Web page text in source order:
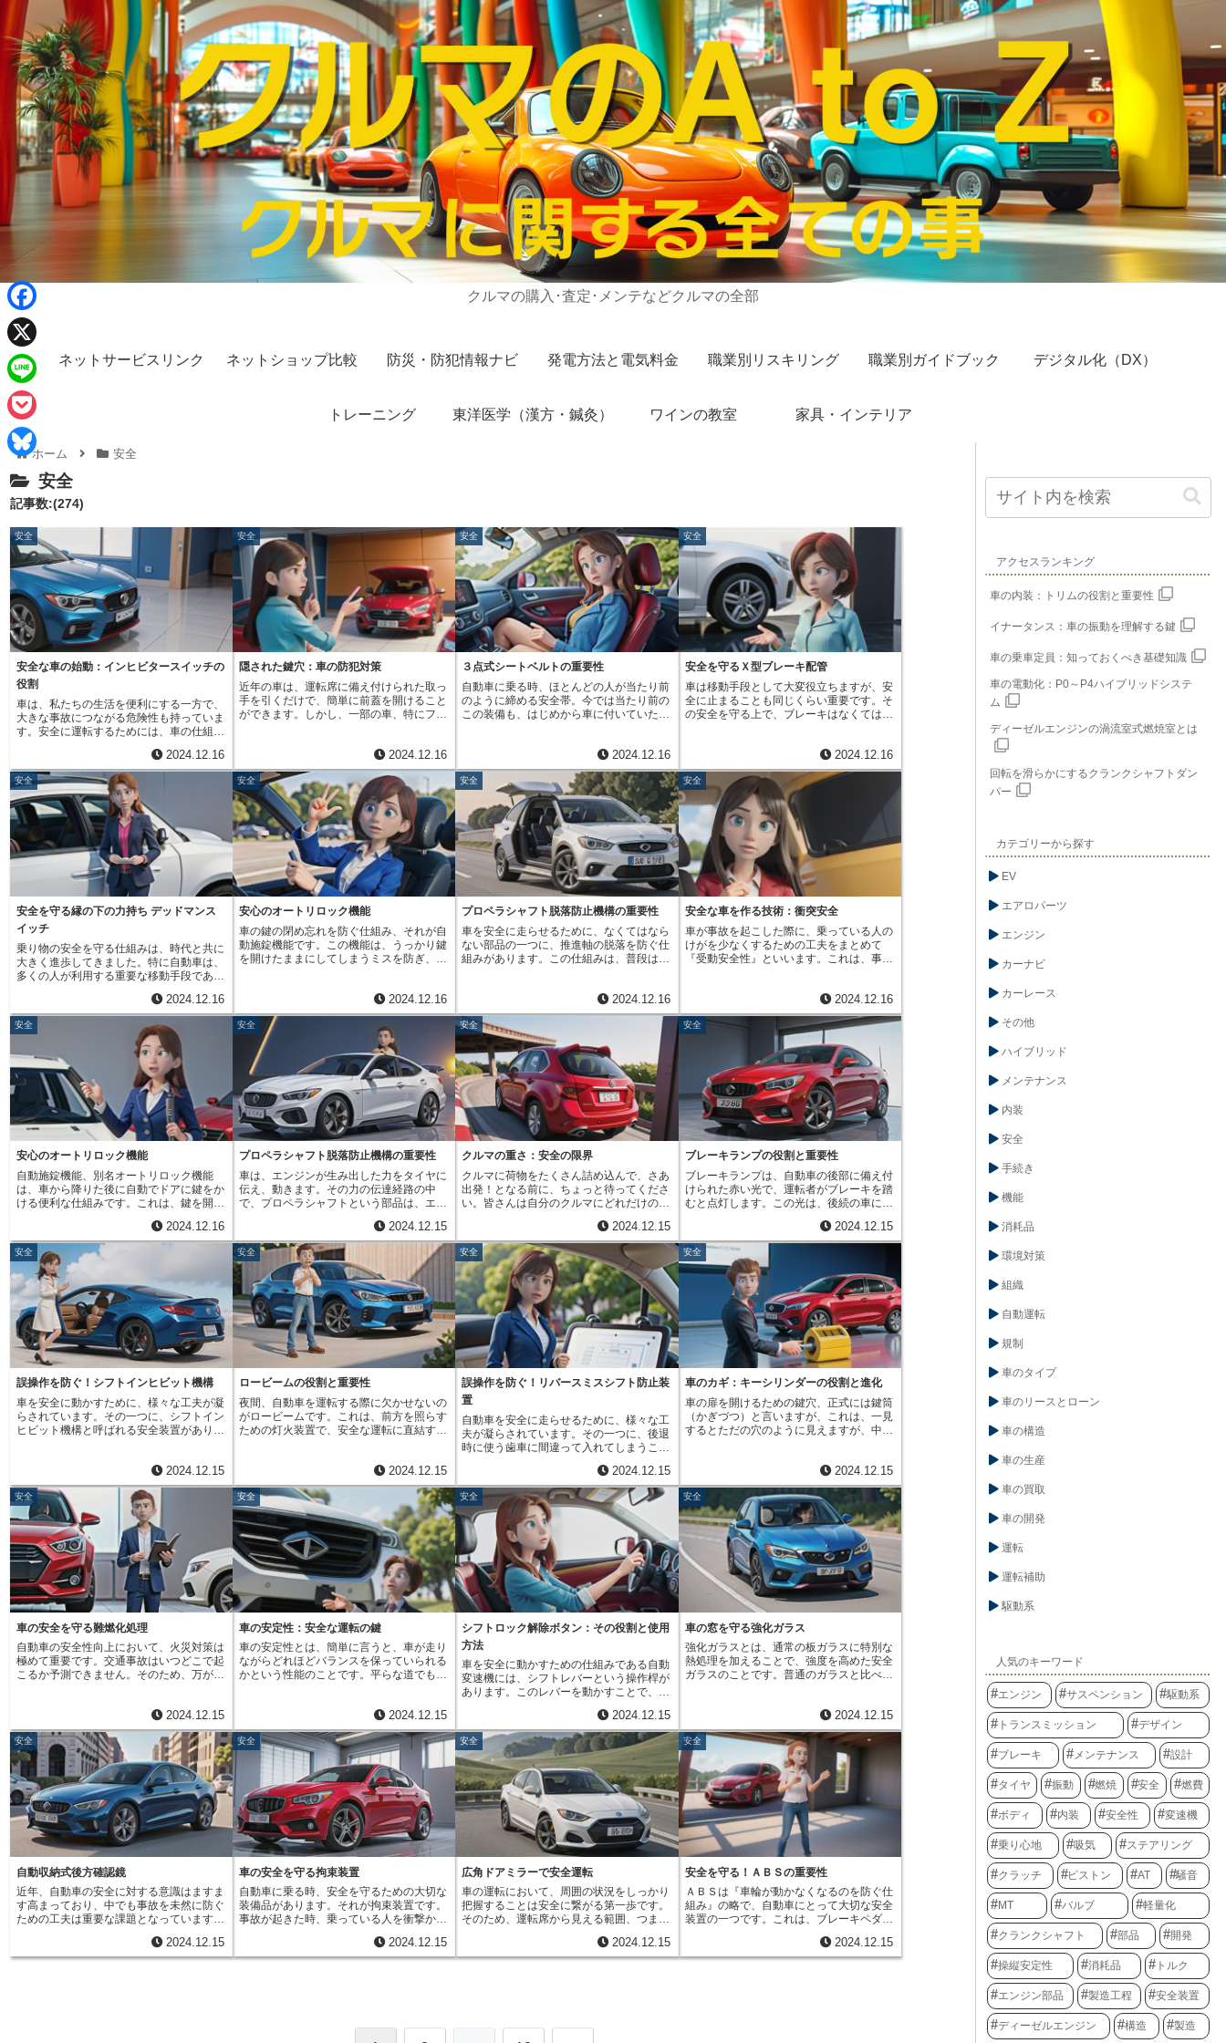
クルマの購入･査定･メンテなどクルマの全部
ネットサービスリンク ネットショップ比較 防災・防犯情報ナビ 発電方法と電気料金 職業別リスキリング 職業別ガイドブック デジタル化（DX）
トレーニング 東洋医学（漢方・鍼灸） ワインの教室 家具・インテリア
ホーム 安全
安全
記事数:(274)
安全
安全な車の始動：インヒビタースイッチの
役割
車は、私たちの生活を便利にする一方で、
大きな事故につながる危険性も持っていま
す。安全に運転するためには、車の仕組み
す。特に、エンジンの始動や停止に関連す
る安全機構は、思わぬ事故を防ぐための重
要な役割を担っています。その一つが、今
回紹介する「抑制スイッチ」です。抑制ス
イッチは、エンジンの始動と停止を安全に
制御するための装置です。自動変速機を搭
載した車に備えられており、運転席と助手
席の間にあるシフトレバーと連動して作動
します。このスイッチの役割は、車が停止
している状態、または特定のギアに入って
いる状態でのみエンジンが始動できるよう
にすることです。うっかりブレーキペダル
を踏まずにエンジンをかけてしまうと、車
は急に動き出し、事故につながる可能性が
あります。抑制スイッチは、このような危
険な状況を防ぐために、シフトレバーが
「駐車」または「空走」の位置にある時だ
けエンジンが始動できるようになっていま
す。つまり、ブレーキペダルを踏んでいな
くても、車が停止している状態であること
を確認し、安全にエンジンを始動できるよ
うにしているのです。近年、自動車技術は
目覚ましい発展を遂げ、様々な電子制御シ
ステムが導入されています。しかし、抑制
スイッチのような基本的な安全機構の重要
性は変わりません。高度な安全技術に頼る
だけでなく、基本的な安全装置の役割を理
解し、適切に操作することで、より安全な
運転を心がけることができます。例えば、
シフトレバーを「駐車」の位置に戻さずに
エンジンを切ろうとすると、警告音が鳴っ
たり、警告灯が点灯したりします。これ
は、抑制スイッチが正常に機能しているこ
とを示すと同時に、運転者に安全確認を促
す役割も果たしています。安全運転は、一
人ひとりの心がけから始まります。車の仕
組みを理解し、安全装置を正しく使うこと
で、自分自身だけでなく、周囲の人々の安
全も守ることができるのです。抑制スイッ
チは、小さな部品ですが、大きな事故を防
ぐための重要な役割を担っています。その
働きを理解し、安全運転に役立てていきま
しょう。
2024.12.16
安全
隠された鍵穴：車の防犯対策
近年の車は、運転席に備え付けられた取っ
手を引くだけで、簡単に前蓋を開けること
ができます。しかし、一部の車、特にフォ
直接使って前蓋を開ける方法で、「鍵操作
式前蓋開放装置」と呼ばれています。この
方式の車は、運転席に前蓋を開けるための
取っ手がありません。その代わりに、車の
鍵を車の前面にある格子状の部分に設けら
れた鍵穴に差し込み、回して前蓋の鍵を開
ける必要があります。まるで隠された宝物
を探すかのように、鍵穴は車の象徴の裏な
どに巧妙に隠されている場合が多く、簡単
には見つかりません。この方式は、車上荒
らしや盗難から車を守る上で大きな効果を
発揮します。なぜなら、前蓋を開けるため
の取っ手が車内にないため、窓ガラスを割
って車内に侵入したとしても、容易に前蓋
を開けることができないからです。仮に侵
入されたとしても、鍵穴を見つけるのに手
は、一見すると面倒な手順に思えるかもし
れません。しかし、この一手間を加えるこ
とで、バッテリーやエンジンなどの重要な
部品が盗難されるリスクを大幅に減らすこ
とができます。少しの手間をかけること
で、愛車を守ることができるのです。まる
で家の玄関に鍵をかけるように、この装置
は車にとって重要な防犯対策の一つと言え
るでしょう。近年では電子制御式の鍵が主
流になりつつありますが、鍵操作式前蓋開
放装置は、アナログながらも確実な防犯対
策として、一部の車種で今もなお採用され
2024.12.16
安全
３点式シートベルトの重要性
自動車に乗る時、ほとんどの人が当たり前
のように締める安全帯。今では当たり前の
この装備も、はじめから車に付いていたわ
大きくなり、安全帯が開発されました。初
期の安全帯は２点式と呼ばれるものでし
た。これは腰のあたりだけを固定するもの
で、事故が起きた時の体の動きを十分に抑
えることはできませんでした。例えば、強
い衝撃を受けると体が前に大きく飛び出
し、ハンドルや窓ガラスにぶつかってしま
う危険がありました。２点式安全帯では、
上半身の動きを抑えることができなかった
からです。そこで登場したのが、現在広く
使われている３点式安全帯です。３点式
は、腰だけでなく肩も固定することで、２
点式よりも安全性を高めました。事故の際
に体が前に飛び出すのを防ぐだけでなく、
車外に投げ出されるのも防ぎます。腰と肩
を同時に固定することで、体全体をしっか
性を大きく向上させました。事故による死
亡事故や重傷事故を減らすのに大きく貢献
しています。安全帯を正しく着用すること
で、事故の衝撃を和らげ、命を守ることに
繋がります。安全帯は、様々な技術革新を
経て進化を続けています。例えば、事故の
衝撃を感知してベルトを強く締め付けるプ
リテンショナーや、ベルトの締め付け力を
調整するフォースリミッターといった技術
も開発されています。これらは、事故の状
況に合わせて安全帯の働きを最適化し、乗
員への負担を軽減するのに役立っていま
に進化していくことでしょう。
2024.12.16
安全
安全を守るＸ型ブレーキ配管
車は移動手段として大変役立ちますが、安
全に止まることも同じくらい重要です。そ
の安全を守る上で、ブレーキはなくてはな
とができます。ブレーキの仕組みを理解す
ることは、安全運転に欠かせません。ブレ
ーキシステムは複雑な部品が組み合わさっ
てできていますが、中でもブレーキパイプ
の配管の仕方は安全性に大きく関わりま
す。ブレーキペダルを踏むと、まず主要な
部品であるマスターシリンダーに圧力がか
かります。この圧力はブレーキ液を通して
各車輪のブレーキへと伝わり、車を止めま
す。このブレーキ液が通るブレーキパイプ
の配管には、大きく分けていくつかの種類
があり、その一つに「Ｘ配管」と呼ばれる
ものがあります。Ｘ配管では、前輪の右側
のブレーキと後輪の左側のブレーキ、そし
て前輪の左側のブレーキと後輪の右側のブ
レーキがそれぞれ繋がっています。このよ
じても、もう片方の系統でブレーキをかけ
ることができます。例えば、前輪の右側の
ブレーキ系統に何か問題が起きても、後輪
の左側だけでもブレーキが作動し、車を止
めることができます。Ｘ配管以外にも、前
後で繋がる「２系統配管」など、様々な配
管方式があります。それぞれの方式には利
点と欠点があり、車の種類や特性に合わせ
て最適な方式が選ばれています。ブレーキ
は安全に車を止めるための重要な装置で
す。日頃からブレーキの点検整備を怠ら
ず、安全運転を心がけることが大切です。
2024.12.16
安全
安全を守る縁の下の力持ち デッドマンス
イッチ
乗り物の安全を守る仕組みは、時代と共に
大きく進歩してきました。特に自動車は、
多くの人が利用する重要な移動手段である
す。安全を守る技術は多様で、シートベル
トやエアバッグといった目に見えるものか
ら、電子制御装置のように普段は意識しな
いものまで、様々な種類があります。今回
は、あまり知られていないものの、事故を
防ぐ上で重要な役割を果たす安全装置であ
る「デッドマンスイッチ」について詳しく
説明します。この装置は、運転者が意識を
失ったり、運転操作ができなくなった緊急
時に、自動的に車両を安全な状態へと導く
機能を持っています。デッドマンスイッチ
は、様々な種類があり、作動方法もそれぞ
れ異なります。例えば、鉄道車両によく搭
載されているデッドマンスイッチは、運転
士が常にペダルやレバーを操作し続ける必
要があります。もし運転士が意識を失うな
どして操作を続けられなくなると、装置が
作動し、列車は自動的に停止します。自動
車におけるデッドマンスイッチは、鉄道車
両のものとは少し異なり、より高度な技術
が用いられています。例えば、近年普及が
進んでいる先進運転支援システム
（ADAS）には、運転者の状態を監視する
機能が搭載されています。この機能は、運
転者の居眠りや急病などを検知すると、警
告を発したり、自動的にブレーキを作動さ
せたりすることで、事故の発生を防ぎま
ルペダルから足を離すと自動的にブレーキ
がかかる回生ブレーキシステムが搭載され
ており、これもデッドマンスイッチの一種
と言えるでしょう。このように、デッドマ
置として機能しているのです。一見地味な
機能に思えるかもしれませんが、デッドマ
ンスイッチは私たちの安全を陰ながら守っ
てくれています。普段意識することは少な
いかもしれませんが、安全な運転を支える
重要な技術の一つとして、その存在を理解
しておくことは大切です。
2024.12.16
安全
安心のオートリロック機能
車の鍵の閉め忘れを防ぐ仕組み、それが自
動施錠機能です。この機能は、うっかり鍵
を開けたままにしてしまうミスを防ぎ、車
ば、両手に買い物袋を抱えている時。鍵を
閉めるために袋を地面に置いたり、持ち替
えたりする手間が省けます。また、小さな
子供連れの場合、子供が知らないうちに鍵
を開けてしまう心配もなくなります。自動
施錠機能の仕組みは、鍵を開けた後、一定
時間ドアが開かないと自動的に鍵が閉まる
というものです。この時間は車種によって
異なり、設定で変更できる場合もありま
す。ですので、ご自身の車の取扱説明書を
確認してみることをお勧めします。この機
能は、安全面だけでなく、利便性も向上さ
せてくれます。例えば、急いでいる時や、
雨が降っている時など、鍵の閉め忘れを心
配することなく、すぐに車から離れること
ができます。また、夜間や人通りの少ない
場所で車を降りる際にも、安心感を高めて
くれます。近年では、多くの車に標準装備
されている自動施錠機能。これは、ドライ
バーの安全と安心を守る上で、なくてはな
らない機能の一つと言えるでしょう。この
機能を有効活用することで、より快適で安
全なカーライフを送ることができます。
2024.12.16
安全
プロペラシャフト脱落防止機構の重要性
車を安全に走らせるために、なくてはなら
ない部品の一つに、推進軸の脱落を防ぐ仕
組みがあります。この仕組みは、普段は目
ょう。推進軸は、エンジンの力を後ろの車
輪に伝える大切な部品です。エンジンの回
転する力は、この推進軸を通って後ろの車
輪に伝わり、車が前に進むことができま
す。しかし、もし走行中にこの推進軸が壊
れてしまったらどうなるでしょうか。推進
軸は回転しながら大きな力を伝えているた
め、もし壊れて脱落してしまえば、大変危
険な事故につながる可能性があります。推
進軸の脱落を防ぐ仕組みは、まさにこのよ
うな危険な状況を防ぐための安全装置で
す。この仕組みは、様々な部品で構成され
ていますが、主な役割は推進軸を支え、万
が一破損した場合でも地面に落下しないよ
うにすることです。推進軸を固定する部品
や、破損時に推進軸を受け止める部品な
ど、複数の部品が組み合わさって、この安
全装置を構成しています。もし推進軸の継
ぎ目が壊れたり、連結部分が外れたりした
場合でも、この仕組みのおかげで推進軸は
地面に落下せず、車は安定した状態を保つ
ことができます。推進軸が地面に接触する
と、車は制御を失い、横転する危険性があ
ります。この仕組みは、そのような二次的
な事故を防ぎ、乗員の安全を守ってくれま
す。このように、推進軸の脱落を防ぐ仕組
みは、車の安全走行に欠かせない重要な役
割を担っています。普段は意識することの
ない部分ですが、この仕組みがあること
で、私たちは安心して車に乗ることができ
2024.12.16
安全
安全な車を作る技術：衝突安全
車が事故を起こした際に、乗っている人の
けがを少なくするための工夫をまとめて
『受動安全性』といいます。これは、事故
な考え方です。『受動安全性』のことを
『乗員保護』とも呼び、事故の衝撃を和ら
げ、乗っている人を守るための様々な技術
が使われています。これらの技術は大きく
分けて、衝突の衝撃を抑えるもの、乗員を
固定するもの、二次衝突を防ぐもの、そし
て事故後の救助活動に役立つものがありま
す。古くから使われているシートベルト
は、乗員を座席に固定することで、車外へ
の放出や車内での激しい動きを防ぎます。
これにより、致命傷となる頭部への損傷
や、他の乗員との衝突によるけがを減らす
ことができます。また、ヘッドレストは追
突された際に頭が大きく後ろに反り返るの
を防ぎ、むち打ち症などの首のけがを防ぐ
役割を果たします。シートベルトとヘッド
レストは１９７０年以前から多くの車に採
用されており、現在でも乗員保護の基本的
な装備として重要な役割を果たしていま
す。近年では、エアバッグシステムも普及
しています。衝突センサーが衝撃を感知す
ると、瞬時にエアバッグが膨らみ、乗員の
頭部や胸部を保護します。また、シートベ
ルトの締め付けによるけがを防ぐ効果もあ
ります。さらに、小さなお子さんを守るチ
ャイルドシートも広く使われています。こ
れは、大人の体格に合わせて作られたシー
トベルトでは十分に効果を発揮できない子
供のために、専用の座席とベルトでしっか
りと固定し、事故の衝撃から守るためのも
のです。これらの技術に加えて、事故後の
迅速な救助活動も考慮されています。例え
ば、ドアが変形して開かなくなった場合に
ーや、車内に閉じ込められた人を救助する
ための装置などが備え付けられています。
また、衝突時に燃料漏れを防ぐ工夫や、救
助隊が容易に車種を特定できる標識など
も、乗員保護の重要な要素です。自動車メ
ーカーは、これらの技術を絶えず改良し、
より安全な車を作るために努力を続けてい
ます。
2024.12.16
安全
安心のオートリロック機能
自動施錠機能、別名オートリロック機能
は、車から降りた後に自動でドアに鍵をか
ける便利な仕組みです。これは、鍵を開け
なかった場合に作動します。例えば、買い
物袋で両手が塞がっている時や、急いでい
る時など、鍵をかける動作をうっかり忘れ
てしまうことがあります。このような場合
でも、自動施錠機能があれば自動的に全て
のドアに鍵がかかるので、閉め忘れによる
盗難の心配を減らすことができます。この
機能が活躍する場面は様々です。例えば、
子供連れの家族の場合、子供が無意識に鍵
を開けたままにしてしまう可能性も考えら
れます。自動施錠機能があれば、そのよう
な心配も軽減されます。また、車を降りた
後に、鍵をかけたかどうか不安になる方も
いるかもしれません。そんな時でも、この
機能があれば、鍵のかけ忘れによる不安を
解消することができます。自動施錠機能の
の車では、車の設定画面から簡単に設定で
きます。設定時間なども調整できる車種も
ありますので、自分の生活スタイルに合わ
せて設定変更することが可能です。例え
ば、設定時間を短くすれば、より早く鍵が
かかり、防犯性を高めることができます。
逆に、設定時間を長くすれば、少しの時間
であれば、鍵をかけ直さずに車に戻ること
ができます。ただし、注意すべき点もあり
ます。車内に人が残っている状態で自動施
錠してしまうと、閉じ込められてしまう可
能性があります。特に、小さな子供やペッ
トを車内に残す場合は、十分に注意し、自
動施錠機能を一時的に解除するか、必ず鍵
を持って車から離れるようにしましょう。
このように、自動施錠機能は、日々の生活
の中で起こりうる様々な状況から車を守
能と言えるでしょう。しかし、機能を正し
く理解し、適切に利用することで、より安
全で快適なカーライフを送ることができま
す。
2024.12.16
安全
プロペラシャフト脱落防止機構の重要性
車は、エンジンが生み出した力をタイヤに
伝え、動きます。その力の伝達経路の中
で、プロペラシャフトという部品は、エン
ます。特に後輪駆動車や四輪駆動車におい
て、この部品はなくてはならない存在で
す。プロペラシャフトは、回転しながら動
力を伝えるため、常に大きな力と振動にさ
らされています。長年の使用や、路面から
の衝撃などによって、接続部分の部品が劣
化したり、破損する可能性があります。も
し、プロペラシャフトが走行中に破損し、
車体から脱落してしまうと、大変危険で
す。後輪への駆動力が失われるだけでな
く、回転するシャフトが地面に接触するこ
とで、車は制御を失い、大きな事故につな
がる恐れがあります。そこで、プロペラシ
ャフト脱落防止機構が重要な役割を果たし
ます。この機構は、万一プロペラシャフト
が破損して脱落した場合でも、シャフトが
た状態を保ちます。機構は、通常、ワイヤ
ーやチェーン、またはベルトのようなもの
でプロペラシャフトを車体フレームに固定
しています。これにより、プロペラシャフ
トが脱落した際の衝撃を吸収し、車体が不
安定になるのを防ぎ、二次的な事故、例え
ば、後続車との衝突などを防ぐ効果も期待
できます。普段は目立たないこの機構です
が、安全な走行を支える上で、非常に重要
な役割を担っています。 車を安全に走ら
せるためには、こうした様々な部品がそれ
ぞれの役割をしっかりと果たす必要がある
のです。まさに縁の下の力持ちと言えるで
しょう。
2024.12.15
安全
クルマの重さ：安全の限界
クルマに荷物をたくさん詰め込んで、さあ
出発！となる前に、ちょっと待ってくださ
い。皆さんは自分のクルマにどれだけの荷
るいは引っ越しなどで、たくさんの荷物を
クルマに積む機会は多いと思います。しか
し、どんなクルマにも積める重さの限界が
あります。それを超えてしまうと「積み過
ぎ」という危険な状態になってしまいま
す。積み過ぎは、クルマの部品に大きな負
担をかけるだけではありません。ブレーキ
を踏んでも思ったように止まれない、ハン
ドルを回しても思うように曲がれないとい
った危険な状態を引き起こします。最悪の
場合、タイヤが破裂したり、クルマが横転
する事故につながる可能性もあります。安
全に運転するためにも、荷物の積み過ぎに
は十分注意しなければなりません。日頃か
ら、自分のクルマの許容積載量を確認し、
荷物の量と重さを把握しておくことが大切
です。車検証を見れば、許容積載量が記載
されています。また、家庭用の体重計など
で荷物の重さを測るのも良いでしょう。荷
物を積み込む際は、前後左右に偏りがない
よう、均等に配置することも重要です。重
い荷物はなるべく低い位置に置き、軽い荷
物は上に積むようにすると安定感が増しま
す。さらに、荷物が動かないようにしっか
りと固定することも忘れずに行いましょ
う。ロープやゴムバンド、ネットなどを活
用すると効果的です。これらの点に注意
し、安全運転を心がけましょう。
2024.12.15
安全
ブレーキランプの役割と重要性
ブレーキランプは、自動車の後部に備え付
けられた赤い光で、運転者がブレーキを踏
むと点灯します。この光は、後続の車に自
役割を担っています。 追突などの事故を
防ぐためには、後続車へ減速を知らせるこ
とが重要であり、ブレーキランプはこの役
割を的確に果たします。現代の交通社会に
おいて、ブレーキランプは安全な運転に欠
かせない装置と言えるでしょう。ブレーキ
ランプの役割は、ただ速度が落ちているこ
とを知らせるだけにとどまりません。ブレ
ーキランプは、運転者の意思を周囲に伝え
る連絡手段としての役割も持っていま
す。 例えば、道路が混雑している時や信
号待ちで少しブレーキを踏むことで、後続
車に注意を促すことができます。また、坂
道で発進する時など、少しの間停止する際
にもブレーキランプは大切な役割を果たし
ます。このように、周りの車に自車の状態
作っていくことに役立っています。ブレー
キランプには、様々な種類があります。
多くの車は、左右二つのランプと、中央の
高い位置にあるランプの三つで構成されて
います。中央の高い位置にあるランプはハ
イマウントストップランプと呼ばれ、後続
車からの視認性を高める効果があります。
また、近年では、ブレーキを強く踏んだ際
に、より明るく点灯するブレーキランプも
普及しています。これは、急ブレーキをか
けたことを後続車に素早く伝え、追突事故
の危険性を減らすための工夫です。安全運
転を心がける上で、ブレーキランプの役割
を理解し、正しく使うことが大切です。ブ
レーキランプの球切れなどに気付いたら、
速やかに交換するなど、日頃から適切な整
備を行うように心がけましょう。 自分の
めにも、ブレーキランプを大切に扱う意識
2024.12.15
安全
誤操作を防ぐ！シフトインヒビット機構
車を安全に動かすために、様々な工夫が凝
らされています。その一つに、シフトイン
ヒビット機構と呼ばれる安全装置がありま
なくなったりするのを防ぐための大切な仕
組みです。特に、自分でギアを変える必要
がある車（手動変速機車）では、この機構
の役割は重要です。例えば、高速道路を時
速100キロメートルで走っている場面を想
像してみてください。この速度で、うっか
りギアを一番低い段に入れてしまうとどう
なるでしょうか。エンジンと動力をつなぐ
部品（クラッチ）には、非常に大きな負担
がかかります。この負担は、クラッチの回
転数を急激に上げてしまい、最悪の場合、
クラッチの部品（クラッチディスク）が壊
れてしまう可能性があります。まるで自転
車を漕いでいる最中に、急にペダルを逆回
転させるようなものです。このような危険
な状況を防ぐために、シフトインヒビット
られる範囲を制限します。つまり、速度が
出ている時には、低いギアに入れられない
ように制御するのです。これにより、急激
なエンジンブレーキや速度変化を防ぎ、安
全な運転を助けます。シフトインヒビット
機構は、いわば運転を見守る守護神のよう
な存在です。運転する人が意図しない操作
をしてしまった時、車が壊れるのを防ぎ、
安全を確保するために、縁の下の力持ちと
して活躍しています。まるで、転びそうに
なった時に支えてくれる手すり、あるい
は、急な坂道でブレーキをかけてくれる補
助装置のようなものです。この機構のおか
げで、私たちは安心して運転に集中できる
のです。
2024.12.15
安全
ロービームの役割と重要性
夜間、自動車を運転する際に欠かせないの
がロービームです。これは、前方を照らす
ための灯火装置で、安全な運転に直結する
車や歩行者にも自分の車の存在を知らせる
という大切な役割も担っています。道路交
通法では、ロービームの性能について細か
く定められています。具体的には、夜間に
前方の４０メートル先にある障害物が見え
る明るさでなくてはなりません。また、対
向車や前を走る車を眩惑しないように、光
の向きや範囲も調整されている必要があり
ます。ロービームの光は、下向きに調整さ
れています。これは、対向車のドライバー
や前を走る車のドライバーの目を眩ませな
いための工夫です。もし、ロービームの光
が上向きに調整されていたり、明るすぎた
りすると、周りのドライバーの視界を奪っ
てしまい、事故に繋がる危険性がありま
す。ロービームを使うことで、ドライバー
者などを早めに発見し、安全に回避するこ
とができます。また、自分の車の存在を周
りの車や歩行者に知らせることで、事故を
未然に防ぐことにも繋がります。ロービー
ムの適切な使用は、安全運転の第一歩で
す。夜間の運転では、必ずロービームを点
灯し、安全な速度で走行するようにしまし
ょう。周囲の状況に気を配り、安全運転を
心がけることが大切です。
2024.12.15
安全
誤操作を防ぐ！リバースミスシフト防止装
置
自動車を安全に走らせるために、様々な工
夫が凝らされています。その一つに、後退
時に使う歯車に間違って入れてしまうこと
っている時に誤って後退用の歯車に入れて
しまうと、車に大きな負担がかかり、最悪
の場合、故障や事故につながる危険性があ
るためです。人は機械と違って、どうして
も操作を間違えてしまうことがあります。
特に、長時間の運転で疲れていたり、考え
事をしていたりすると、思わぬ操作をして
しまう可能性が高まります。例えば、急い
でいる時に焦って、前進用の歯車に入れよ
うとして間違えて後退用の歯車に入れてし
まう、といったミスは誰にでも起こり得ま
す。この装置は、そうした人間の操作ミス
を予測し、危険を未然に防ぐ役割を担って
います。車の速度やエンジンの回転数とい
った様々な情報をもとに、運転者の操作が
本当に意図したものかどうかを判断しま
す。もし、高速走行中に後退用の歯車に入
れようとするような、通常では考えられな
い操作を検知した場合、この装置が作動
し、歯車が入らないように制御するので
す。これにより、運転者の不注意による事
故や車の故障を防ぎ、安全な運転を支援し
ます。この装置は、ドライバー自身だけで
なく、周囲の車や歩行者など、すべての交
通参加者の安全を守る上で、非常に重要な
役割を果たしていると言えるでしょう。ま
るで運転席に控える守護者のように、ドラ
イバーを見守り、安全な運転を支えてくれ
ているのです。
2024.12.15
安全
車のカギ：キーシリンダーの役割と進化
車の扉を開けるための鍵穴、正式には鍵筒
（かぎづつ）と言いますが、これは、一見
するとただの穴のように見えますが、中に
り、これを筒状部品と呼びます。この筒状
部品には、鍵の山や谷に対応した、複数の
小さな突起物が付いています。鍵を差し込
むと、これらの突起物が鍵の形状に合わせ
て上下に動きます。まるで、山の形にぴっ
たり合った谷のように、鍵の凹凸と突起物
が組み合わさり、筒状部品の位置が決まり
ます。正しい鍵を差し込んだ時だけ、すべ
ての突起物が適切な位置に収まり、筒状部
品が回転できるようになります。この筒状
部品の回転が、車のロック機構と連動して
いるのです。もし、鍵の山や谷が少しでも
合っていないと、突起物は正しい位置に収
まらず、筒状部品は回転しません。つま
り、鍵穴は、鍵の形を正確に認識するセン
サーのような役割を果たしていると言える
穴の構造は、単純なようでいて、実は非常
に精巧にできています。小さな突起物一つ
一つの位置や形状が、セキュリティの要と
なるのです。最近では、電子キーやスマー
トキーといった新しい技術も登場していま
すが、昔ながらの鍵と鍵穴の仕組みは、今
でも多くの車で使われており、私たちの生
活を守ってくれています。まさに、小さな
穴に秘められた、大きな技術と言えるでし
ょう。
2024.12.15
安全
車の安全を守る難燃化処理
自動車の安全性向上において、火災対策は
極めて重要です。交通事故はいつどこで起
こるか予測できません。そのため、万が一
可欠です。自動車メーカー各社は、乗員の
安全を守るため、様々な対策を講じていま
す。その一つとして、車内の様々な部品に
難燃化処理を施すことが挙げられます。難
燃化処理とは、特殊な薬品や素材を用い
て、部品が燃えにくく、火が燃え広がりに
くいようにする処理のことです。シートや
内装材、電線の被覆など、多くの部品にこ
の処理が施されています。これにより、火
災発生時の乗員の生存時間を確保し、避難
する時間を稼ぐことができます。また、車
両全体の損傷を最小限に抑える効果も期待
できます。近年、環境保護の観点から電気
自動車の普及が急速に進んでいます。電気
自動車はガソリン車と異なり、大容量のバ
ッテリーを搭載しています。このバッテリ
ーは、万が一、事故などで損傷を受けた場
合、発火する危険性があります。電気自動
車のバッテリー火災は、高温で長時間燃え
2024.12.15
安全
車の安定性：安全な運転の鍵
車の安定性とは、簡単に言うと、車が走り
ながらどれほどバランスを保っていられる
かという性能のことです。平らな道でも、
運転できる状態を保てるかどうかが重要で
す。安定性には、大きく分けて二つの種類
があります。一つは、車の傾きにくさ、つ
まり、倒れにくさです。これは、重心が低
く、車幅が広いほど高くなります。もう一
つは、車の動きやすさです。これは、車の
向きを変える時や、スピードを変える時
に、どれほどスムーズに思い通りに動かせ
るかということです。車の安定性に影響を
与える要素は様々です。例えば、タイヤの
性能は、路面との接地状態に直結するた
め、非常に重要です。グリップ力の高いタ
イヤは、急ブレーキや急ハンドルでも滑り
にくく、安定した走行に貢献します。ま
た、サスペンション（ばね装置）も重要な
役割を担います。路面の凹凸を吸収し、車
体の揺れを抑えることで、安定した乗り心
地を実現します。サスペンションが適切に
調整されていれば、でこぼこ道でもスムー
けにくい傾向があります。これらの要素
2024.12.15
安全
シフトロック解除ボタン：その役割と使用
方法
車を安全に動かすための仕組みである自動
変速機には、シフトレバーという操作桿が
あります。このレバーを動かすことで、車
うっかりこのレバーに触れてしまい、車が
急に動いてしまうと大変危険です。そこ
で、車が止まっている時やエンジンがかか
っていない時には、このレバーが動かない
ようにロックする仕組みがあります。これ
がシフトロックと呼ばれるものです。この
シフトロックは、通常ブレーキペダルを踏
むことで解除されます。ブレーキを踏めば
安全が確認されたと判断し、レバー操作が
可能になるのです。しかし、車が故障して
しまい、自走できないような場合は、ブレ
ーキペダルを踏むこともできなくなってし
まうかもしれません。このような緊急時
や、整備工場などで車を少しだけ動かす必
要がある整備時には、シフトロックを解除
する必要があります。そこで登場するのが
シフトロック解除ボタンです。このボタン
は、ブレーキペダルが踏めない状況でもシ
2024.12.15
安全
車の窓を守る強化ガラス
強化ガラスとは、通常の板ガラスに特別な
熱処理を加えることで、強度を高めた安全
ガラスのことです。普通のガラスと比べて
で、自動車の窓ガラスをはじめ、建築物や
家具など、様々な場所で利用されていま
す。強化ガラスの製造過程は、まず板ガラ
スを約６００度という高温の炉の中で加熱
することから始まります。十分に熱せられ
たガラスは、その後、急激に冷風を吹き付
ける工程へと進みます。この急冷処理によ
って、ガラスの表面は急速に冷やされて収
縮しようとしますが、内部はまだ熱い状態
のため収縮が追いつきません。この温度差
により、ガラスの表面には圧縮応力が、内
部には引っ張り応力が生じます。この表面
の圧縮応力と内部の引っ張り応力のバラン
スこそが、強化ガラスの高い強度を生み出
す秘密です。強化ガラスは、ハンマーで叩
いても簡単には割れないほどの頑丈さを持
ちます。また、万が一割れた場合でも、鋭
利な破片となって飛び散る危険な普通のガ
ラスとは異なり、小さな粒状に砕けます。
2024.12.15
安全
自動収納式後方確認鏡
近年、自動車の安全に対する意識はますま
す高まっており、中でも事故を未然に防ぐ
ための工夫は重要な課題となっています。
安全運転を行う上で欠かせない要素です。
特に、大型車や車高の高い車の場合、車体
2024.12.15
安全
車の安全を守る拘束装置
自動車に乗る時、安全を守るための大切な
装備品があります。それが拘束装置です。
事故が起きた時、乗っている人を衝撃から
担っています。代表的なものとしては、シ
ートベルトがあります。シートベルトは、
揮することができます。エアバッグも重要
2024.12.15
安全
広角ドアミラーで安全運転
車の運転において、周囲の状況をしっかり
把握することは安全に繋がる第一歩です。
そのため、運転席から見える範囲、つまり
のドアに取り付けられた鏡、ドアミラー
は、車の後方や側面の状況を確認するため
入れています。その代表的なものが、広角
2024.12.15
安全
安全を守る！ＡＢＳの重要性
ＡＢＳは『車輪が動かなくなるのを防ぐ仕
組み』の略で、自動車にとって大切な安全
装置の一つです。これは、ブレーキペダル
てしまうのを防ぎ、ハンドル操作によって
進む方向を自由に制御できるようにする重
2024.12.15
アクセスランキング
車の内装：トリムの役割と重要性
イナータンス：車の振動を理解する鍵
車の乗車定員：知っておくべき基礎知識
車の電動化：P0～P4ハイブリッドシステ
ム
ディーゼルエンジンの渦流室式燃焼室とは
回転を滑らかにするクランクシャフトダン
パー
カテゴリーから探す
EV
エアロパーツ
エンジン
カーナビ
カーレース
その他
ハイブリッド
メンテナンス
内装
安全
手続き
機能
消耗品
環境対策
組織
自動運転
規制
車のタイプ
車のリースとローン
車の構造
車の生産
車の買取
車の開発
運転
運転補助
駆動系
人気のキーワード
エンジン サスペンション 駆動系
トランスミッション デザイン
ブレーキ メンテナンス 設計
タイヤ 振動 燃焼 安全 燃費
ボディ 内装 安全性 変速機
乗り心地 吸気 ステアリング
クラッチ ピストン AT 騒音
MT バルブ 軽量化
クランクシャフト 部品 開発
操縦安定性 消耗品 トルク
エンジン部品 製造工程 安全装置
ディーゼルエンジン 構造 製造
F
a
c
e
b
o
o
k
X
L
n
e
P
c
e
t
B
l
u
e
s
k
y